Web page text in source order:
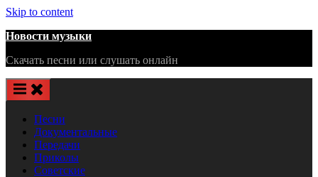
Skip to content
Новости музыки
Скачать песни или слушать онлайн
Песни
Документальные
Передачи
Приколы
Советские